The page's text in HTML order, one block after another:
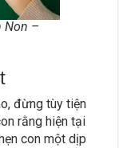
Non –
đừng tùy tiện
rằng hiện tại
con một dịp